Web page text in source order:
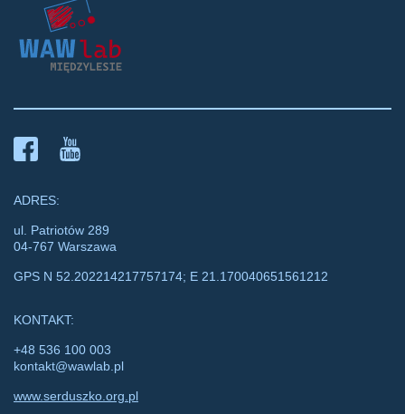
ADRES:
ul. Patriotów 289
04-767 Warszawa
GPS N 52.202214217757174; E 21.170040651561212
KONTAKT:
+48 536 100 003
kontakt@wawlab.pl
www.serduszko.org.pl